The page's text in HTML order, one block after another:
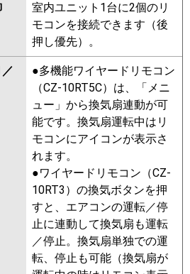
室内ユニット1台に2個のリ
モコンを接続できます（後
押し優先）。
●多機能ワイヤードリモコン
（CZ-10RT5C）は、「メニ
ュー」から換気扇連動が可
能です。換気扇運転中はリ
モコンにアイコンが表示さ
れます。
●ワイヤードリモコン（CZ-
10RT3）の換気ボタンを押
すと、エアコンの運転／停
止に連動して換気扇も運転
／停止。換気扇単独での運
転、停止も可能（換気扇が